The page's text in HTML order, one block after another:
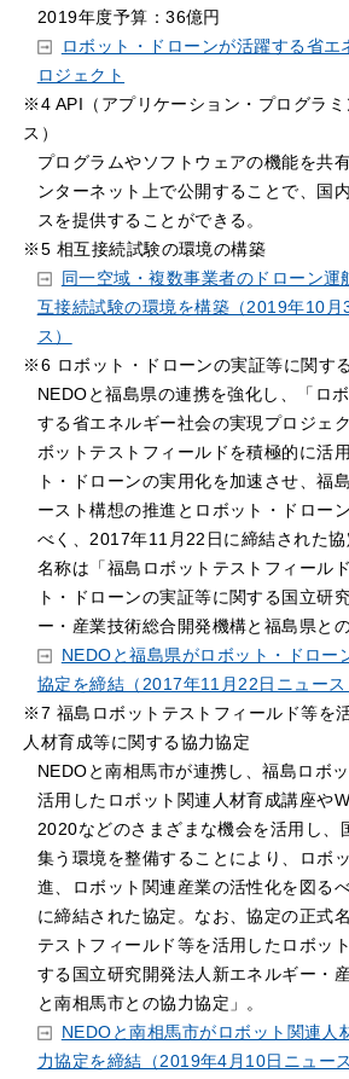
2019年度予算：36億円
ロボット・ドローンが活躍する省
ロジェクト
※4 API（アプリケーション・プログラ
ス）
プログラムやソフトウェアの機能を共
ンターネット上で公開することで、国
スを提供することができる。
※5 相互接続試験の環境の構築
同一空域・複数事業者のドローン運
互接続試験の環境を構築（2019年10月
ス）
※6 ロボット・ドローンの実証等に関す
NEDOと福島県の連携を強化し、「ロ
する省エネルギー社会の実現プロジェ
ボットテストフィールドを積極的に活
ト・ドローンの実用化を加速させ、福
ースト構想の推進とロボット・ドロー
べく、2017年11月22日に締結された
名称は「福島ロボットテストフィール
ト・ドローンの実証等に関する国立研
ー・産業技術総合開発機構と福島県と
NEDOと福島県がロボット・ドロー
協定を締結（2017年11月22日ニュース
※7 福島ロボットテストフィールド等を
人材育成等に関する協力協定
NEDOと南相馬市が連携し、福島ロボ
活用したロボット関連人材育成講座や
2020などのさまざまな機会を活用し、
集う環境を整備することにより、ロボ
進、ロボット関連産業の活性化を図る
に締結された協定。なお、協定の正式
テストフィールド等を活用したロボッ
する国立研究開発法人新エネルギー・
と南相馬市との協力協定」。
NEDOと南相馬市がロボット関連人
力協定を締結（2019年4月10日ニュー